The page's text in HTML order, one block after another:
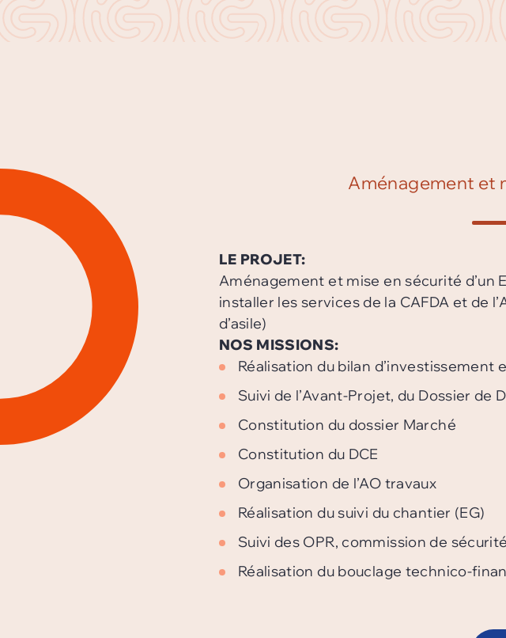
Aménagement et
LE PROJET:
Aménagement et mise en sécurité d’un
installer les services de la CAFDA et de
d’asile)
NOS MISSIONS:
Réalisation du bilan
Suivi de l’Avant-Projet, du Dossier de
Constitution du dossier Marché
Constitution du DCE
Organisation de l’AO travaux
Réalisation du suivi du chantier (EG)
Suivi des OPR, commission de
Réalisation du bouclage technico-